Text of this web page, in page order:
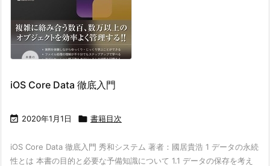
iOS Core Data 徹底入門
 2020年1月1日  書籍目次
iOS Core Data 徹底入門 秀和システム 著者：國居貴浩 1 データの永続
性とは 本書の目的と必要な予備知識について 1.1 データの保存を考え